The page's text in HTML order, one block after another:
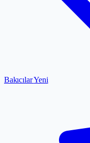
BakıcılarYeni